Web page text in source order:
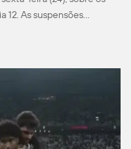
12. As suspensões…